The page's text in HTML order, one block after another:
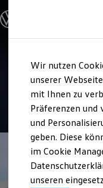
Hauptinhalt
springen
Footer
springen
Modelle und
Modelle
Elektroautos
ENERGY
SUV und CUV
Kombis
Sportwagen
Schnell
Angebote und
Aktuelle
Service
Auto-
4.9|
Wir nutzen
unserer
mit Ihnen zu
Präferenzen
und
geben. Diese
im Cookie
unseren